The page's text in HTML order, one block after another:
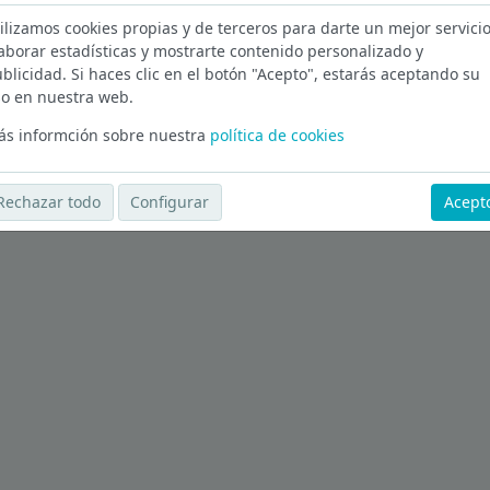
en Barcelona
Ver más ofertas
cookies propias y de terceros para darte un mejor
estadísticas y mostrarte contenido personalizado y
Si haces clic en el botón "Acepto", estarás aceptando su
en nuestra web.
informción sobre nuestra política de cookies
todo Configurar